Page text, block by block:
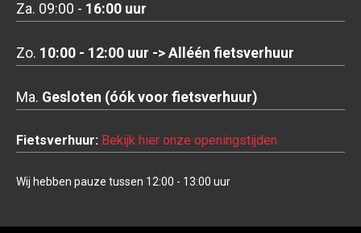
Za. 09:00 - 16:00 uur
Zo. 10:00 - 12:00 uur -> Alléén fietsverhuur
Ma. Gesloten (óók voor fietsverhuur)
Fietsverhuur: Bekijk hier onze openingstijden
Wij hebben pauze tussen 12:00 - 13:00 uur